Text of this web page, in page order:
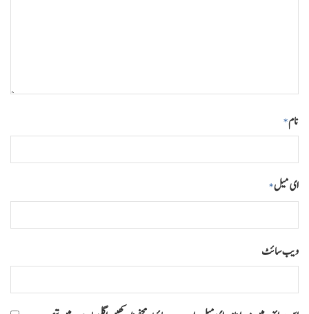
نام*
ای میل*
ویب‌ سائٹ